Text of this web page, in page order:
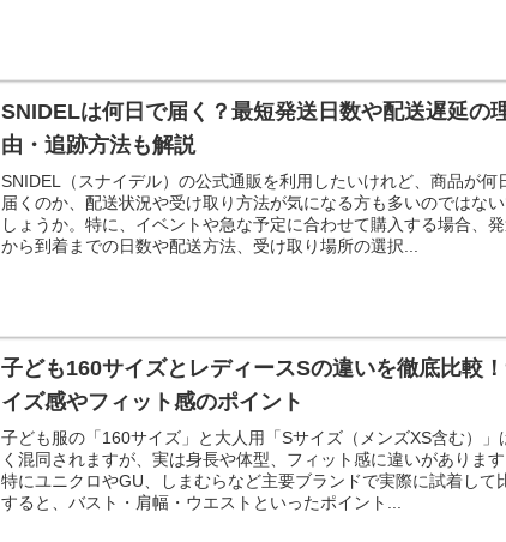
SNIDELは何日で届く？最短発送日数や配送遅延の
由・追跡方法も解説
SNIDEL（スナイデル）の公式通販を利用したいけれど、商品が何
届くのか、配送状況や受け取り方法が気になる方も多いのではな
しょうか。特に、イベントや急な予定に合わせて購入する場合、
から到着までの日数や配送方法、受け取り場所の選択...
子ども160サイズとレディースSの違いを徹底比較
イズ感やフィット感のポイント
子ども服の「160サイズ」と大人用「Sサイズ（メンズXS含む）」
く混同されますが、実は身長や体型、フィット感に違いがあります
特にユニクロやGU、しまむらなど主要ブランドで実際に試着して
すると、バスト・肩幅・ウエストといったポイント...